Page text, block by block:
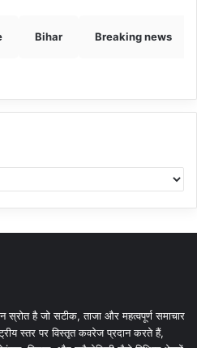
Bihar Breaking news
स्रोत है जो सटीक, ताजा और महत्वपूर्ण समाचार
स्तर पर विस्तृत कवरेज प्रदान करते हैं,